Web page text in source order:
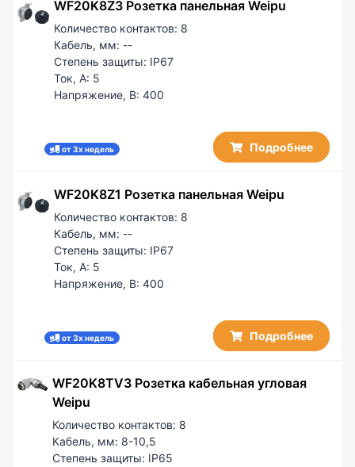
WF20K8Z3 Розетка панельная Weipu
Количество контактов: 8
Кабель, мм: --
Степень защиты: IP67
Ток, А: 5
Напряжение, В: 400
от 3х недель Подробнее
WF20K8Z1 Розетка панельная Weipu
Количество контактов: 8
Кабель, мм: --
Степень защиты: IP67
Ток, А: 5
Напряжение, В: 400
от 3х недель Подробнее
WF20K8TV3 Розетка кабельная угловая
Weipu
Количество контактов: 8
Кабель, мм: 8-10,5
Степень защиты: IP65